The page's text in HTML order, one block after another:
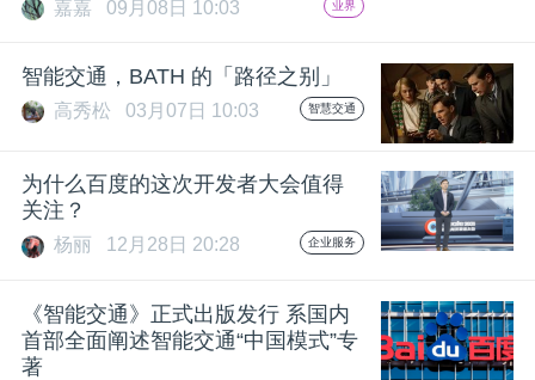
动
中
心
GAIR
嘉嘉 09月08日 10:03 业界
智能交通，BATH 的「路径之别」
高秀松 03月07日 10:03 智慧交通
为什么百度的这次开发者大会值得
关注？
杨丽 12月28日 20:28 企业服务
《智能交通》正式出版发行 系国内
首部全面阐述智能交通“中国模式”专
著